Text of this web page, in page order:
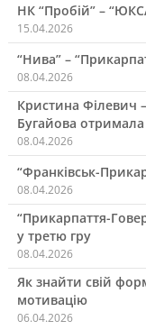
НК “Пробій” –
15.04.2026
“Нива” –
08.04.2026
Кристина Філевич
Бугайова
08.04.2026
“Франківськ-
08.04.2026
“Прикарпаття-
у третю гру
08.04.2026
Як знайти свій
мотивацію
06.04.2026